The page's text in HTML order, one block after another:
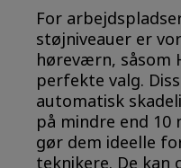
For
støjniveauer er
høreværn, såsom
perfekte valg.
automatisk
på mindre end 10
gør dem ideelle